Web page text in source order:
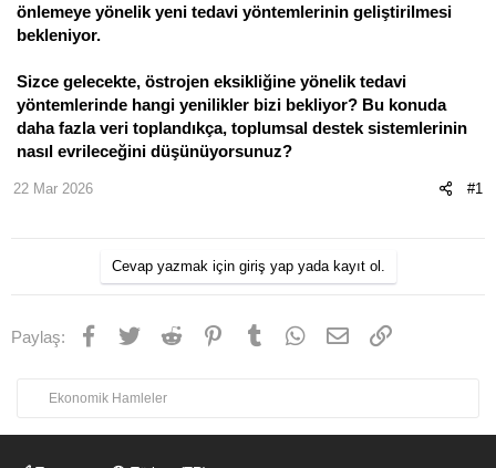
önlemeye yönelik yeni tedavi yöntemlerinin geliştirilmesi
bekleniyor.
Sizce gelecekte, östrojen eksikliğine yönelik tedavi
yöntemlerinde hangi yenilikler bizi bekliyor? Bu konuda
daha fazla veri toplandıkça, toplumsal destek sistemlerinin
nasıl evrileceğini düşünüyorsunuz?
#1
22 Mar 2026
Cevap yazmak için giriş yap yada kayıt ol.
Paylaş: Facebook
TwitterReddit PinterestTumblr WhatsApp
E-postaLink
Ekonomik Hamleler